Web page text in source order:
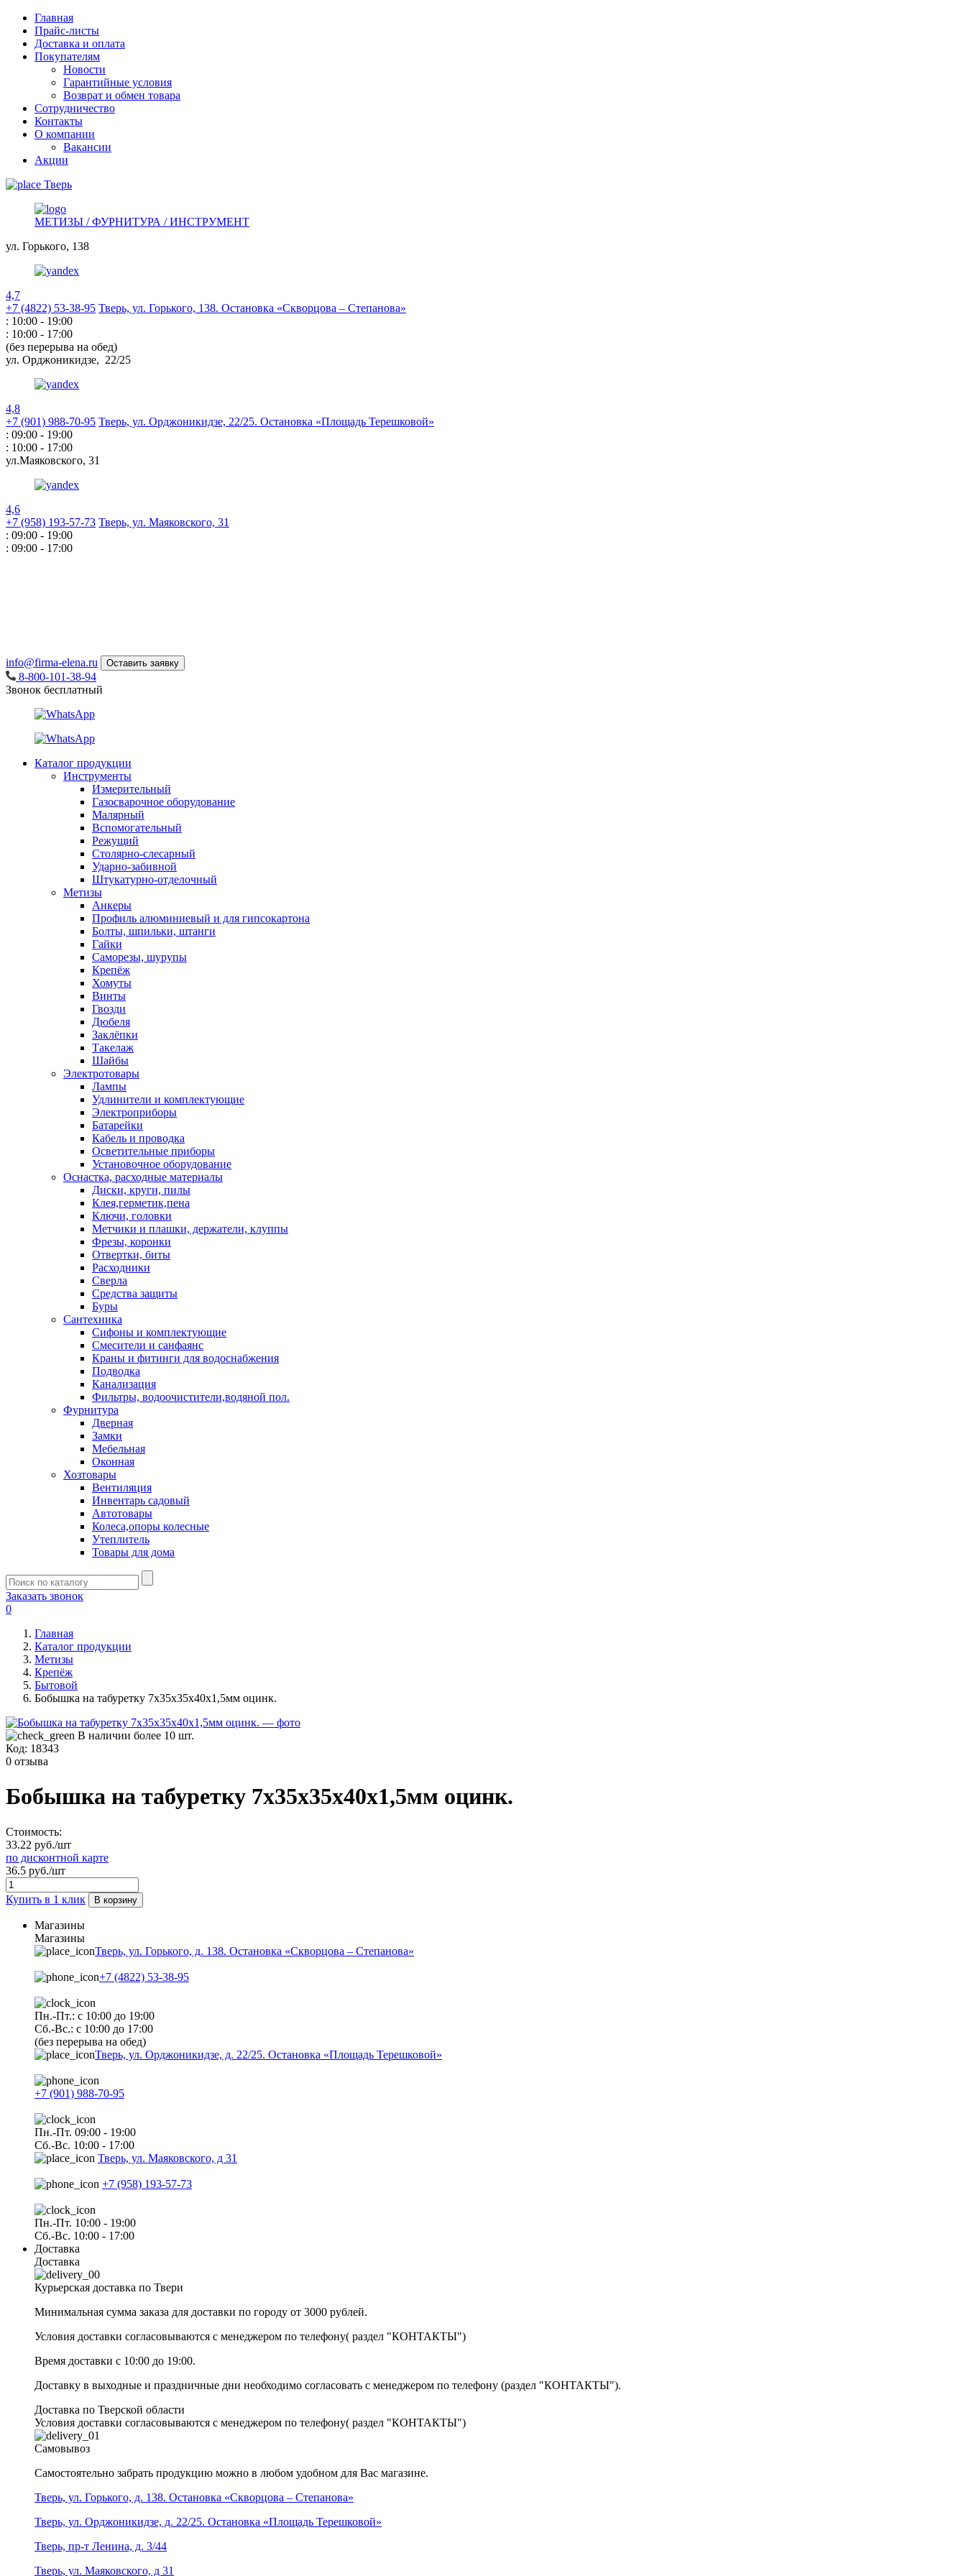
Главная
Прайс-листы
Доставка и оплата
Покупателям
Новости
Гарантийные условия
Возврат и обмен товара
Сотрудничество
Контакты
О компании
Вакансии
Акции
Тверь
МЕТИЗЫ / ФУРНИТУРА / ИНСТРУМЕНТ
ул. Горького, 138
4,7
+7 (4822) 53-38-95 Тверь, ул. Горького, 138. Остановка «Скворцова – Степанова»
: 10:00 - 19:00
: 10:00 - 17:00
(без перерыва на обед)
ул. Орджоникидзе, 22/25
4,8
+7 (901) 988-70-95 Тверь, ул. Орджоникидзе, 22/25. Остановка «Площадь Терешковой»
: 09:00 - 19:00
: 10:00 - 17:00
ул.Маяковского, 31
4,6
+7 (958) 193-57-73 Тверь, ул. Маяковского, 31
: 09:00 - 19:00
: 09:00 - 17:00
info@firma-elena.ru Оставить заявку
8-800-101-38-94
Звонок бесплатный
Каталог продукции
Инструменты
Измерительный
Газосварочное оборудование
Малярный
Вспомогательный
Режущий
Столярно-слесарный
Ударно-забивной
Штукатурно-отделочный
Метизы
Анкеры
Профиль алюминиевый и для гипсокартона
Болты, шпильки, штанги
Гайки
Саморезы, шурупы
Крепёж
Хомуты
Винты
Гвозди
Дюбеля
Заклёпки
Такелаж
Шайбы
Электротовары
Лампы
Удлинители и комплектующие
Электроприборы
Батарейки
Кабель и проводка
Осветительные приборы
Установочное оборудование
Оснастка, расходные материалы
Диски, круги, пилы
Клея,герметик,пена
Ключи, головки
Метчики и плашки, держатели, клуппы
Фрезы, коронки
Отвертки, биты
Расходники
Сверла
Средства защиты
Буры
Сантехника
Сифоны и комплектующие
Смесители и санфаянс
Краны и фитинги для водоснабжения
Подводка
Канализация
Фильтры, водоочистители,водяной пол.
Фурнитура
Дверная
Замки
Мебельная
Оконная
Хозтовары
Вентиляция
Инвентарь садовый
Автотовары
Колеса,опоры колесные
Утеплитель
Товары для дома
Заказать звонок
0
Главная
Каталог продукции
Метизы
Крепёж
Бытовой
Бобышка на табуретку 7х35х35х40х1,5мм оцинк.
В наличии более 10 шт.
Код: 18343
0 отзыва
Бобышка на табуретку 7х35х35х40х1,5мм оцинк.
Стоимость:
33.22 руб./шт
по дисконтной карте
36.5 руб./шт
Купить в 1 клик В корзину
Магазины
Магазины
Тверь, ул. Горького, д. 138. Остановка «Скворцова – Степанова»
+7 (4822) 53-38-95
Пн.-Пт.: с 10:00 до 19:00
Сб.-Вс.: с 10:00 до 17:00
(без перерыва на обед)
Тверь, ул. Орджоникидзе, д. 22/25. Остановка «Площадь Терешковой»
+7 (901) 988-70-95
Пн.-Пт. 09:00 - 19:00
Сб.-Вс. 10:00 - 17:00
Тверь, ул. Маяковского, д 31
+7 (958) 193-57-73
Пн.-Пт. 10:00 - 19:00
Сб.-Вс. 10:00 - 17:00
Доставка
Доставка
Курьерская доставка по Твери
Минимальная сумма заказа для доставки по городу от 3000 рублей.
Условия доставки согласовываются с менеджером по телефону( раздел "КОНТАКТЫ")
Время доставки с 10:00 до 19:00.
Доставку в выходные и праздничные дни необходимо согласовать с менеджером по телефону (раздел "КОНТАКТЫ").
Доставка по Тверской области
Условия доставки согласовываются с менеджером по телефону( раздел "КОНТАКТЫ")
Самовывоз
Самостоятельно забрать продукцию можно в любом удобном для Вас магазине.
Тверь, ул. Горького, д. 138. Остановка «Скворцова – Степанова»
Тверь, ул. Орджоникидзе, д. 22/25. Остановка «Площадь Терешковой»
Тверь, пр-т Ленина, д. 3/44
Тверь, ул. Маяковского, д 31